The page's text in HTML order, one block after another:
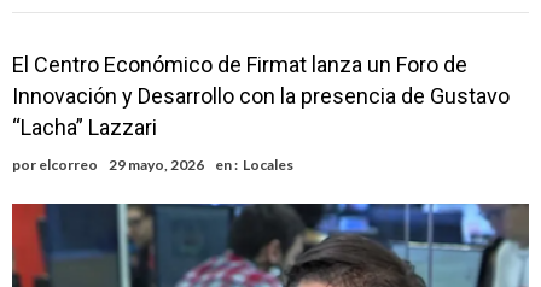
El Centro Económico de Firmat lanza un Foro de
Innovación y Desarrollo con la presencia de Gustavo
“Lacha” Lazzari
por elcorreo 29 mayo, 2026 en : Locales